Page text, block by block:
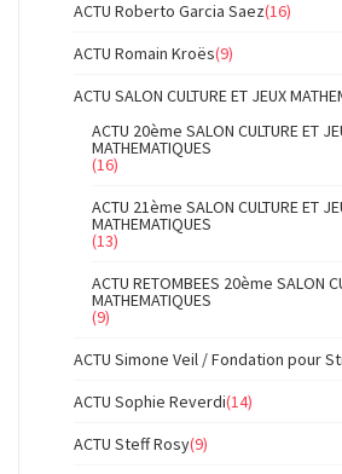
ACTU Roberto Garcia Saez(16)
ACTU Romain Kroës(9)
ACTU SALON CULTURE ET JEUX
ACTU 20ème SALON CULTURE ET
MATHEMATIQUES
(16)
ACTU 21ème SALON CULTURE ET
MATHEMATIQUES
(13)
ACTU RETOMBEES 20ème SALON
MATHEMATIQUES
(9)
ACTU Simone Veil / Fondation pour
ACTU Sophie Reverdi(14)
ACTU Steff Rosy(9)